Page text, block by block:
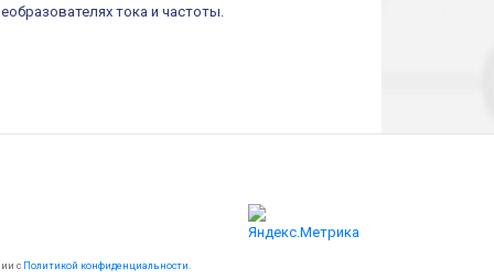
тока и частоты.
с Политикой конфиденциальности.